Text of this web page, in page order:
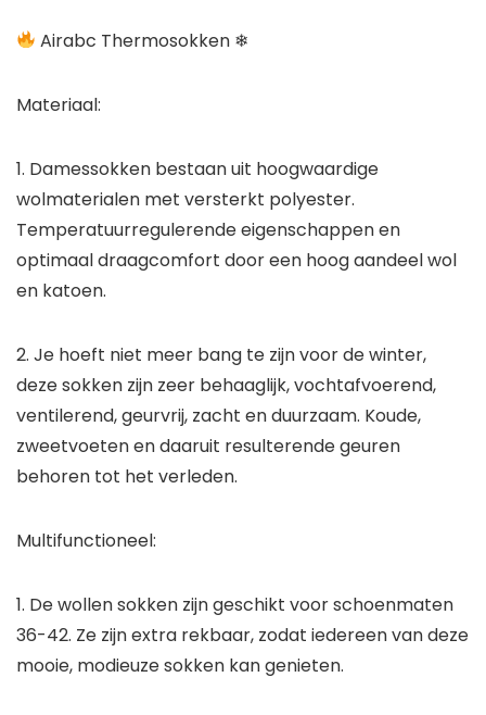
Airabc Thermosokken ❄
Materiaal:
1. Damessokken bestaan uit hoogwaardige
wolmaterialen met versterkt polyester.
Temperatuurregulerende eigenschappen en
optimaal draagcomfort door een hoog aandeel wol
en katoen.
2. Je hoeft niet meer bang te zijn voor de winter,
deze sokken zijn zeer behaaglijk, vochtafvoerend,
ventilerend, geurvrij, zacht en duurzaam. Koude,
zweetvoeten en daaruit resulterende geuren
behoren tot het verleden.
Multifunctioneel:
1. De wollen sokken zijn geschikt voor schoenmaten
36-42. Ze zijn extra rekbaar, zodat iedereen van deze
mooie, modieuze sokken kan genieten.